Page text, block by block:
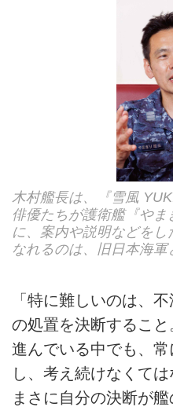
木村艦長は、『雪風
俳優たちが護衛艦『や
に、案内や説明などを
なれるのは、旧日本海軍
「特に難しいのは、
の処置を決断するこ
進んでいる中でも、
し、考え続けなくては
まさに自分の決断が